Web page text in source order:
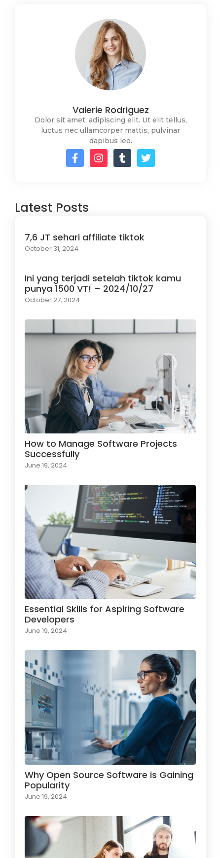
Valerie Rodriguez
Dolor sit amet, adipiscing elit. Ut elit tellus,
luctus nec ullamcorper mattis, pulvinar
dapibus leo.
Latest Posts
7,6 JT sehari affiliate tiktok
October 31, 2024
Ini yang terjadi setelah tiktok kamu
punya 1500 VT! – 2024/10/27
October 27, 2024
How to Manage Software Projects
Successfully
June 19, 2024
Essential Skills for Aspiring Software
Developers
June 19, 2024
Why Open Source Software is Gaining
Popularity
June 19, 2024